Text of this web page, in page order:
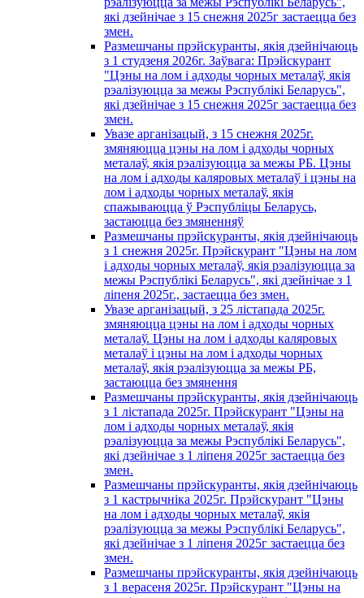
які дзейнічае з 15 снежня 2025г застаецца без
змен.
Размешчаны прэйскуранты, якія дзейнічаюць
з 1 студзеня 2026г. Заўвага: Прэйскурант
"Цэны на лом і адходы чорных металаў, якія
рэалізуюцца за межы Рэспублікі Беларусь",
які дзейнічае з 15 снежня 2025г застаецца без
змен.
Увазе арганізацый, з 15 снежня 2025г.
змяняюцца цэны на лом і адходы чорных
металаў, якія рэалізуюцца за межы РБ. Цэны
на лом і адходы каляровых металаў і цэны на
лом і адходы чорных металаў, якія
спажываюцца ў Рэспубліцы Беларусь,
застаюцца без змяненняў
Размешчаны прэйскуранты, якія дзейнічаюць
з 1 снежня 2025г. Прэйскурант "Цэны на лом
і адходы чорных металаў, якія рэалізуюцца за
межы Рэспублікі Беларусь", які дзейнічае з 1
лiпеня 2025г., застаецца без змен.
Увазе арганізацый, з 25 лістапада 2025г.
змяняюцца цэны на лом і адходы чорных
металаў. Цэны на лом і адходы каляровых
металаў і цэны на лом і адходы чорных
металаў, якія рэалізуюцца за межы РБ,
застаюцца без змянення
Размешчаны прэйскуранты, якія дзейнічаюць
з 1 лiстапада 2025г. Прэйскурант "Цэны на
лом і адходы чорных металаў, якія
рэалізуюцца за межы Рэспублікі Беларусь",
які дзейнічае з 1 лiпеня 2025г застаецца без
змен.
Размешчаны прэйскуранты, якія дзейнічаюць
з 1 кастрычнiка 2025г. Прэйскурант "Цэны
на лом і адходы чорных металаў, якія
рэалізуюцца за межы Рэспублікі Беларусь",
які дзейнічае з 1 лiпеня 2025г застаецца без
змен.
Размешчаны прэйскуранты, якія дзейнічаюць
з 1 верасеня 2025г. Прэйскурант "Цэны на